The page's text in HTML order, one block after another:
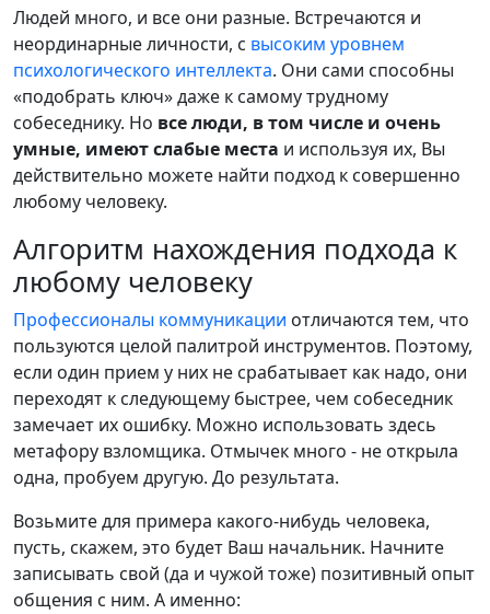
Людей много, и все они разные. Встречаются и
неординарные личности, с высоким уровнем
психологического интеллекта. Они сами способны
«подобрать ключ» даже к самому трудному
собеседнику. Но все люди, в том числе и очень
умные, имеют слабые места и используя их, Вы
действительно можете найти подход к совершенно
любому человеку.
Алгоритм нахождения подхода к
любому человеку
Профессионалы коммуникации отличаются тем, что
пользуются целой палитрой инструментов. Поэтому,
если один прием у них не срабатывает как надо, они
переходят к следующему быстрее, чем собеседник
замечает их ошибку. Можно использовать здесь
метафору взломщика. Отмычек много - не открыла
одна, пробуем другую. До результата.
Возьмите для примера какого-нибудь человека,
пусть, скажем, это будет Ваш начальник. Начните
записывать свой (да и чужой тоже) позитивный опыт
общения с ним. А именно: